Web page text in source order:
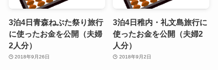
3泊4日青森ねぶた祭り旅行
に使ったお金を公開（夫婦
2人分）
2018年9月26日
3泊4日稚内・礼文島旅行に
使ったお金を公開（夫婦2
人分）
2018年9月2日